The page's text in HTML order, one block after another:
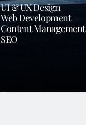
UI & UX Design
Web Development
Content Management
SEO